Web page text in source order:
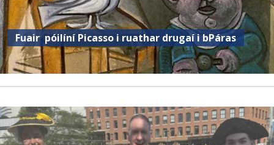
Fuair ​​ póilíní Picasso i ruathar drugaí i bPáras